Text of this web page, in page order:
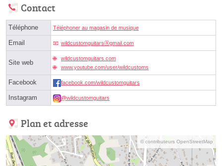
Contact
Téléphone Téléphoner au magasin de musique
Email wildcustomguitarsⓐgmail.com
Site web
wildcustomguitars.com
www.youtube.com/user/wildcustoms
Facebook facebook.com/wildcustomguitars
Instagram @wildcustomguitars
Plan et adresse
© contributeurs OpenStreetMap